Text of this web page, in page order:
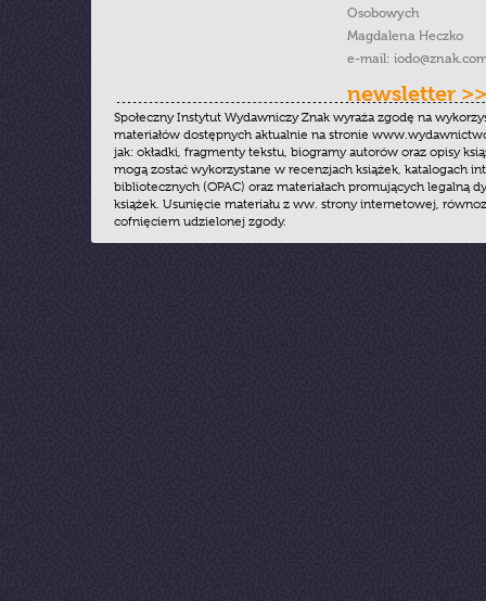
Osobowych
Magdalena Heczko
e-mail:
newsletter >>
Społeczny Instytut Wydawniczy Znak wyraża zgodę na
materiałów dostępnych aktualnie na stronie
jak: okładki, fragmenty tekstu, biogramy autorów oraz opisy
mogą zostać wykorzystane w recenzjach książek, katalogach
bibliotecznych (OPAC) oraz materiałach promujących legalną
książek. Usunięcie materiału z ww. strony internetowej,
cofnięciem udzielonej zgody.